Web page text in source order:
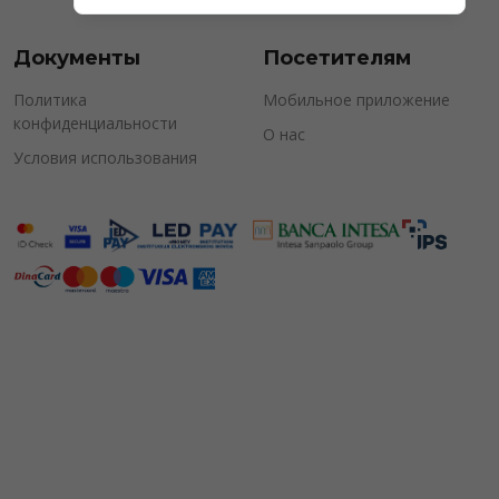
Документы
Политика
конфиденциальности
Условия использования
Посетителям
Мобильное приложение
О нас